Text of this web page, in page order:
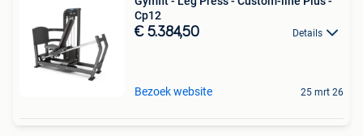
Cp12
€ 5.384,50 Details
Bezoek website 25 mrt 26